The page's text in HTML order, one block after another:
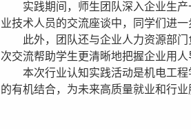
实践期间，师生团队深入企业生
业技术人员的交流座谈中，同学们进
此外，团队还与企业人力资源部
次交流帮助学生更清晰地把握企业用
本次行业认知实践活动是机电工
的有机结合，为未来高质量就业和行业